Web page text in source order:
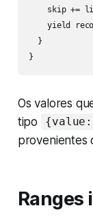
skip +=
yield
  }
}
Os valores
tipo
provenientes